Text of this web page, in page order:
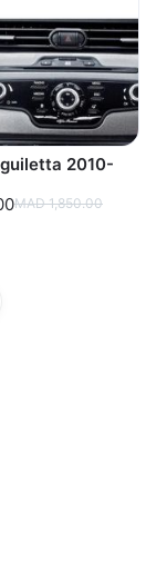
2010-
MAD 1,850.00